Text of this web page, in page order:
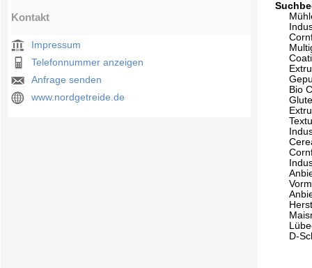
Kontakt
Impressum
Telefonnummer anzeigen
Anfrage senden
www.nordgetreide.de
Bio
D-